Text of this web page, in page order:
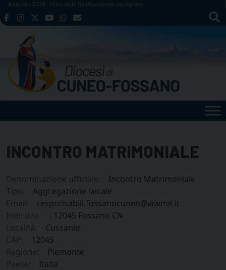
Skip
to
6 Agosto 2026 Festa della Trasfigurazione del Signore
INCONTRO MATRIMONIALE
Denominazione ufficiale:
Incontro Matrimoniale
Tipo:
Aggregazione laicale
Email:
responsabili.fossanocuneo@wwme.it
Indirizzo:
, 12045 Fossano CN
Località:
Cussanio
CAP:
12045
Regione:
Piemonte
Paese:
Italia